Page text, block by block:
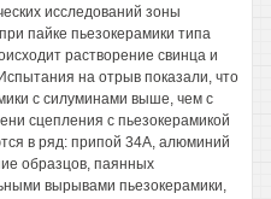
исследований зоны
пайке пьезокерамики типа
растворение свинца и
на отрыв показали, что
с силуминами выше, чем с
сцепления с пьезокерамикой
в ряд: припой 34А, алюминий
образцов, паянных
вырывами пьезокерамики,